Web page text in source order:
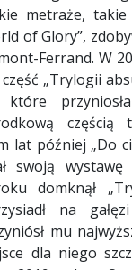
metraże, takie
of Glory”,
Ferrand. W
„Trylogii
które
częścią
lat później „Do
swoją wystawę
domknął
na
mu
dla niego